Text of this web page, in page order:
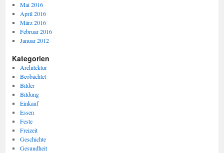
Mai 2016
April 2016
März 2016
Februar 2016
Januar 2012
Kategorien
Architektur
Beobachtet
Bilder
Bildung
Einkauf
Essen
Feste
Freizeit
Geschichte
Gesundheit